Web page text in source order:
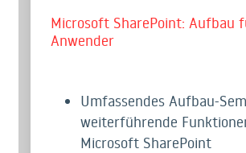
Microsoft SharePoint: Aufbau
Anwender
Umfassendes Aufbau-
weiterführende
Microsoft SharePoint